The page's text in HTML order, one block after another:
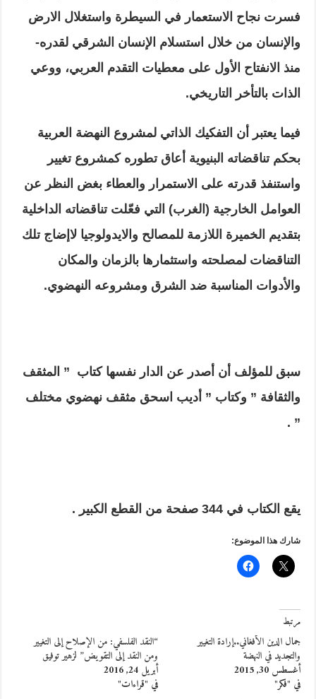
فسرت نجاح الاستعمار في السيطرة واستغلال الارض
والإنسان من خلال استسلام الإنسان الشرقي لقدره-
منذ الانفتاح الأول على معطيات التقدم العربي، ووعي
الذات بالتأخر التاريخي.
فيما يعتبر أن التفكيك الذاتي لمشروع النهضة العربية
بحكم تناقضاته البنيوية أعاق تطوره كمشروع تغيير
واستنفذ قدرته على الاستمرار والعطاء بغض النظر عن
العوامل الخارجية (الغرب) التي فعّلت تناقضاته الداخلية
بتقديم الخميرة اللازمة للمصالح والايدولوجيا لاإضاج تلك
التناقضات لمصلحته واستثمارها بالزمان والمكان
والأدوات المناسبة ضد الشرق ومشروعه النهضوي.
سبق للمؤلف أن أصدر عن الدار نفسها كتاب ” المثقف
والثقافة ” وكتاب ” أديب اسحق مثقف نهضوي مختلف
” .
يقع الكتاب في 344 صفحة من القطع الكبير .
شارك هذا الموضوع:
مرتبط
جمال الدين الأفغاني..إرادة التغيير
والتجديد في النهضة
أغسطس 30, 2015
في "فكر"
“النقد الفلسفي: من الإصلاح إلى التغيير
ومن النقد إلى التقويض” لزهير توفيق
أبريل 24, 2016
في "قراءات"